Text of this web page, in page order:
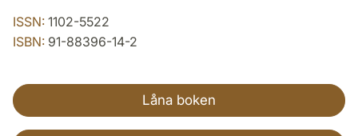
ISSN: 1102-5522
ISBN: 91-88396-14-2
Låna boken